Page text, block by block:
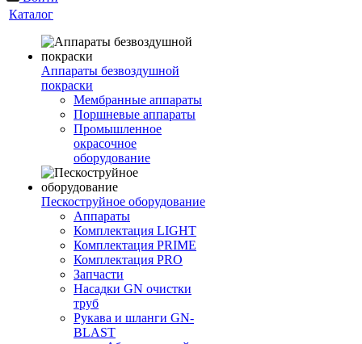
Каталог
Аппараты безвоздушной
покраски
Мембранные аппараты
Поршневые аппараты
Промышленное
окрасочное
оборудование
Пескоструйное оборудование
Аппараты
Комплектация LIGHT
Комплектация PRIME
Комплектация PRO
Запчасти
Насадки GN очистки
труб
Рукава и шланги GN-
BLAST